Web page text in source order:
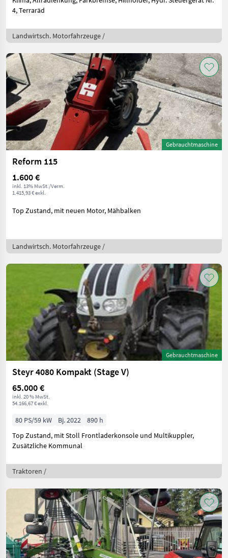
4, Terraräd
Landwirtsch. Motorfahrzeuge /
Gebrauchtmaschine
Reform 115
1.600 €
inkl. 13% MwSt./Verm.
1.415,93 € exkl.
Top Zustand, mit neuen Motor, Mähbalken
Landwirtsch. Motorfahrzeuge /
Gebrauchtmaschine
Steyr 4080 Kompakt (Stage V)
65.000 €
inkl. 20 % MwSt.
54.166,67 € exkl.
80 PS/59 kW Bj. 2022
890 h
Top Zustand, mit Stoll Frontladerkonsole und Multikuppler,
Zusätzliche Kommunal
Traktoren /